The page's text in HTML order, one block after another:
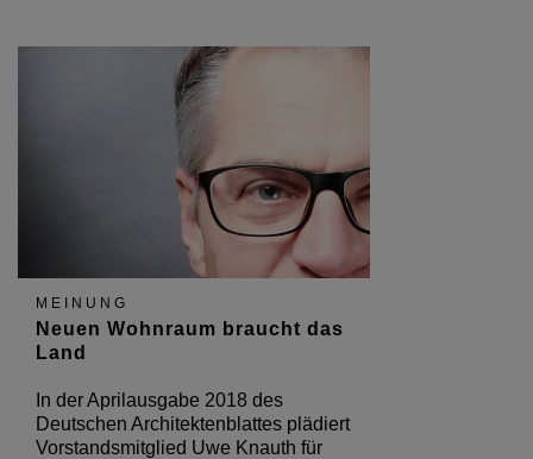
MEINUNG
Neuen Wohnraum braucht das
Land
In der Aprilausgabe 2018 des
Deutschen Architektenblattes plädiert
Vorstandsmitglied Uwe Knauth für